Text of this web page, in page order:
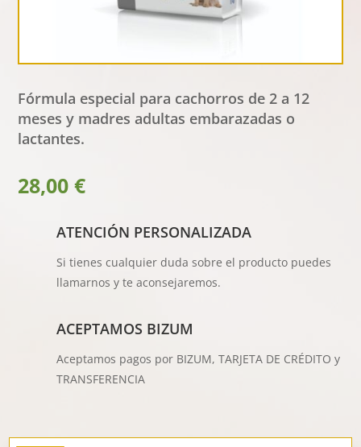
Fórmula especial para cachorros de 2 a 12
meses y madres adultas embarazadas o
lactantes.
28,00€
ATENCIÓN PERSONALIZADA
Si tienes cualquier duda sobre el producto puedes
llamarnos y te aconsejaremos.
ACEPTAMOS BIZUM
Aceptamos pagos por BIZUM, TARJETA DE CRÉDITO y
TRANSFERENCIA